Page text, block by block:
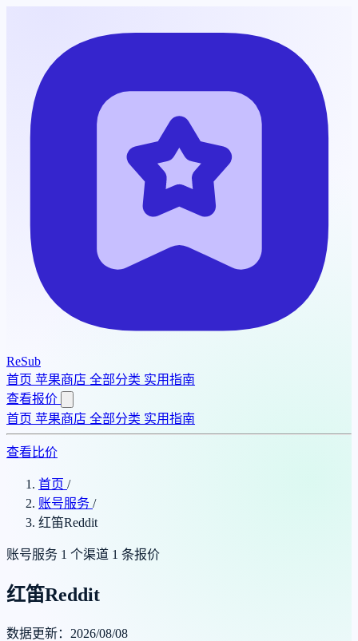
ReSub
首页 苹果商店 全部分类 实用指南
查看报价
首页 苹果商店 全部分类 实用指南
查看比价
首页 /
账号服务 /
红笛Reddit
账号服务 1 个渠道 1 条报价
红笛Reddit
数据更新：2026/08/08